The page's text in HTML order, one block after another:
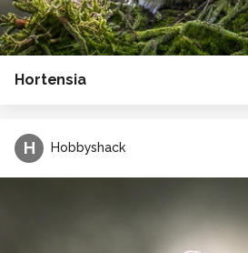
Hortensia
H Hobbyshack